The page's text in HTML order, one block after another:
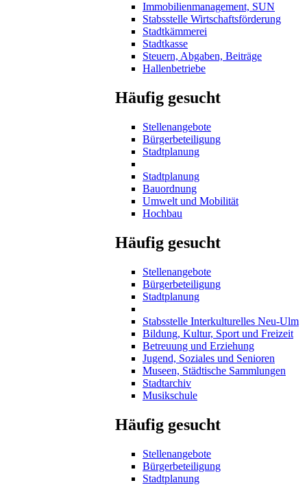
Immobilienmanagement, SUN
Stabsstelle Wirtschaftsförderung
Stadtkämmerei
Stadtkasse
Steuern, Abgaben, Beiträge
Hallenbetriebe
Häufig gesucht
Stellenangebote
Bürgerbeteiligung
Stadtplanung
Stadtplanung
Bauordnung
Umwelt und Mobilität
Hochbau
Häufig gesucht
Stellenangebote
Bürgerbeteiligung
Stadtplanung
Stabsstelle Interkulturelles Neu-Ulm
Bildung, Kultur, Sport und Freizeit
Betreuung und Erziehung
Jugend, Soziales und Senioren
Museen, Städtische Sammlungen
Stadtarchiv
Musikschule
Häufig gesucht
Stellenangebote
Bürgerbeteiligung
Stadtplanung